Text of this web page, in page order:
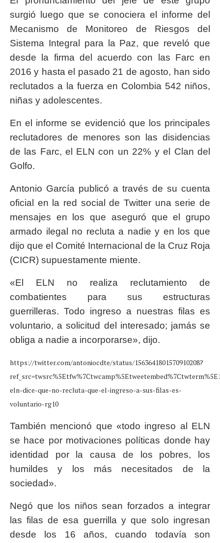
surgió luego que se conociera el informe del
Mecanismo de Monitoreo de Riesgos del
Sistema Integral para la Paz, que reveló que
desde la firma del acuerdo con las Farc en
2016 y hasta el pasado 21 de agosto, han sido
reclutados a la fuerza en Colombia 542 niños,
niñas y adolescentes.
En el informe se evidenció que los principales
reclutadores de menores son las disidencias
de las Farc, el ELN con un 22% y el Clan del
Golfo.
Antonio García publicó a través de su cuenta
oficial en la red social de Twitter una serie de
mensajes en los que aseguró que el grupo
armado ilegal no recluta a nadie y en los que
dijo que el Comité Internacional de la Cruz Roja
(CICR) supuestamente miente.
«El ELN no realiza reclutamiento de
combatientes para sus estructuras
guerrilleras. Todo ingreso a nuestras filas es
voluntario, a solicitud del interesado; jamás se
obliga a nadie a incorporarse», dijo.
https://twitter.com/antoniocdte/status/1563641801570910208?
eln-dice-que-no-recluta-que-el-ingreso-a-sus-filas-es-
voluntario-rg10
También mencionó que «todo ingreso al ELN
se hace por motivaciones políticas donde hay
identidad por la causa de los pobres, los
humildes y los más necesitados de la
sociedad».
Negó que los niños sean forzados a integrar
las filas de esa guerrilla y que solo ingresan
desde los 16 años, cuando todavía son